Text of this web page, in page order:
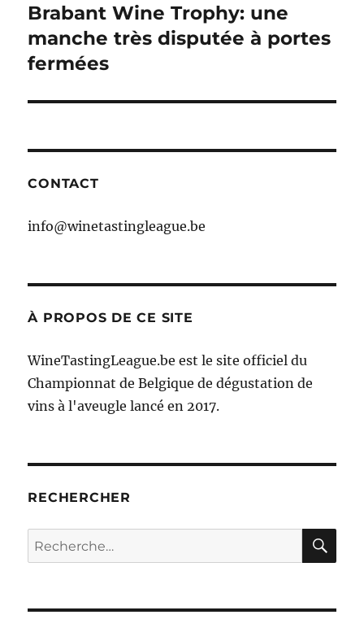
Publication
suivante :
Brabant Wine Trophy: une
manche très disputée à portes
fermées
CONTACT
info@winetastingleague.be
À PROPOS DE CE SITE
WineTastingLeague.be est le site officiel du
Championnat de Belgique de dégustation de
vins à l'aveugle lancé en 2017.
RECHERCHER
Recherche
pour :